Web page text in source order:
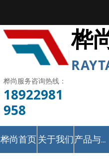
桦
桦尚首页 关于我们 产品与服务
桦尚服务咨询热线：
18922981
958